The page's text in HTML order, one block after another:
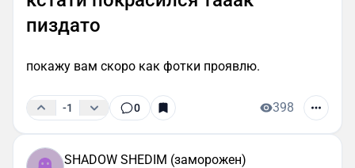
пиздато
покажу вам скоро как фотки проявлю.
-1 0 398
SHADOW SHEDIM (заморожен)